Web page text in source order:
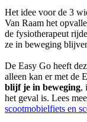
Het idee voor de 3
Van Raam het
de fysiotherapeut
ze in beweging
De Easy Go heeft
alleen kan er met de
blijf je in beweging,
het geval is. Lees
scootmobielfiets en